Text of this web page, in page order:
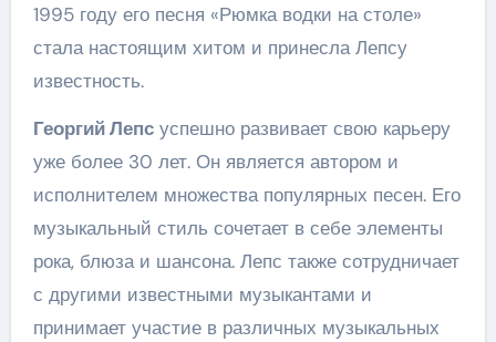
1995 году его песня «Рюмка водки на столе»
стала настоящим хитом и принесла Лепсу
известность.
Георгий Лепсуспешно развивает свою карьеру
уже более 30 лет. Он является автором и
исполнителем множества популярных песен. Его
музыкальный стиль сочетает в себе элементы
рока, блюза и шансона. Лепс также сотрудничает
с другими известными музыкантами и
принимает участие в различных музыкальных